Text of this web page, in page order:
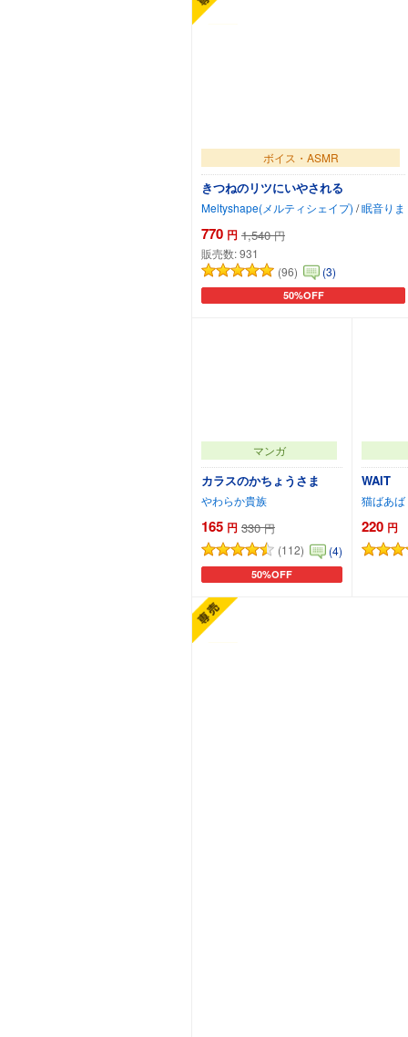
ボイス・ASMR
きつねのリツにいやされる
Meltyshape(メルティシェイプ) /眠音りま
770 円 1,540 円
販売数:931
(96)
(3)
50%OFF
カートに追加
マンガ
カラスのかちょうさま
やわらか貴族
165 円 330 円
(112)
(4)
50%OFF
カートに追加
WAIT
猫ばあば
220 円